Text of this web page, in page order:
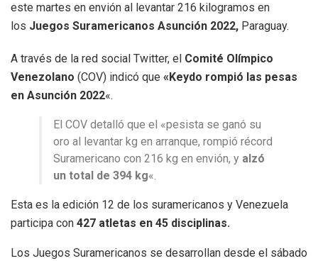
este martes en envión al levantar 216 kilogramos en
los Juegos Suramericanos Asunción 2022, Paraguay.
A través de la red social Twitter, el Comité Olímpico
Venezolano (COV) indicó que «Keydo rompió las pesas
en Asunción 2022«.
El COV detalló que el «pesista se ganó su
oro al levantar kg en arranque, rompió récord
Suramericano con 216 kg en envión, y alzó
un total de 394 kg«.
Esta es la edición 12 de los suramericanos y Venezuela
participa con 427 atletas en 45 disciplinas.
Los Juegos Suramericanos se desarrollan desde el sábado